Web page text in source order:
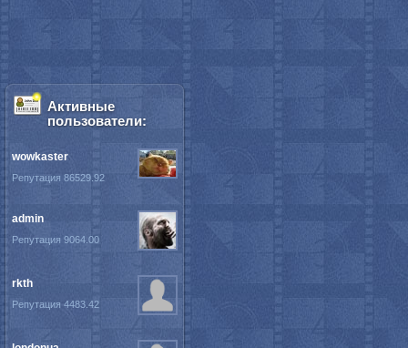
Активные
пользователи:
wowkaster
Репутация 86529.92
admin
Репутация 9064.00
rkth
Репутация 4483.42